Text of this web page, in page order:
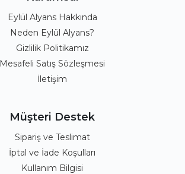
Eylül Alyans Hakkında
Neden Eylül Alyans?
Gizlilik Politikamız
Mesafeli Satış Sözleşmesi
İletişim
Müşteri Destek
Sipariş ve Teslimat
İptal ve İade Koşulları
Kullanım Bilgisi